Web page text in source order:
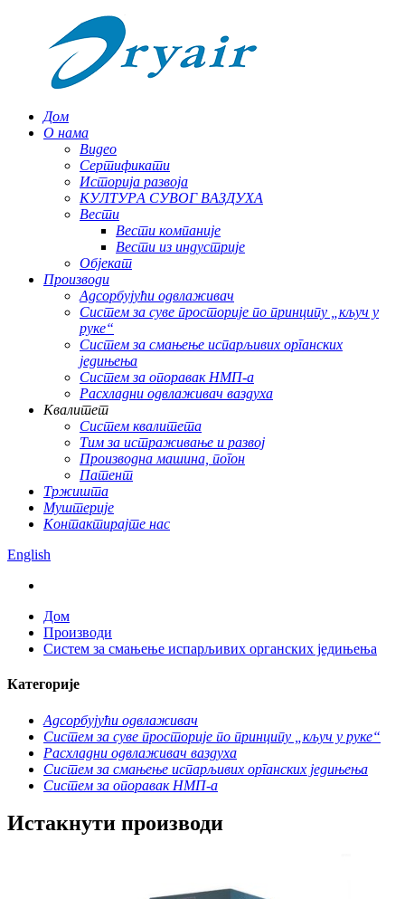
Дом
О нама
Видео
Сертификати
Историја развоја
КУЛТУРА СУВОГ ВАЗДУХА
Вести
Вести компаније
Вести из индустрије
Објекат
Производи
Адсорбујући одвлаживач
Систем за суве просторије по принципу „кључ у
руке“
Систем за смањење испарљивих органских
једињења
Систем за опоравак НМП-а
Расхладни одвлаживач ваздуха
Квалитет
Систем квалитета
Тим за истраживање и развој
Производна машина, погон
Патент
Тржишта
Муштерије
Контактирајте нас
English
Дом
Производи
Систем за смањење испарљивих органских једињења
Категорије
Адсорбујући одвлаживач
Систем за суве просторије по принципу „кључ у руке“
Расхладни одвлаживач ваздуха
Систем за смањење испарљивих органских једињења
Систем за опоравак НМП-а
Истакнути производи